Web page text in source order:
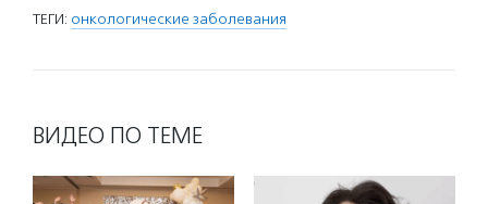
ТЕГИ: онкологические заболевания
ВИДЕО ПО ТЕМЕ